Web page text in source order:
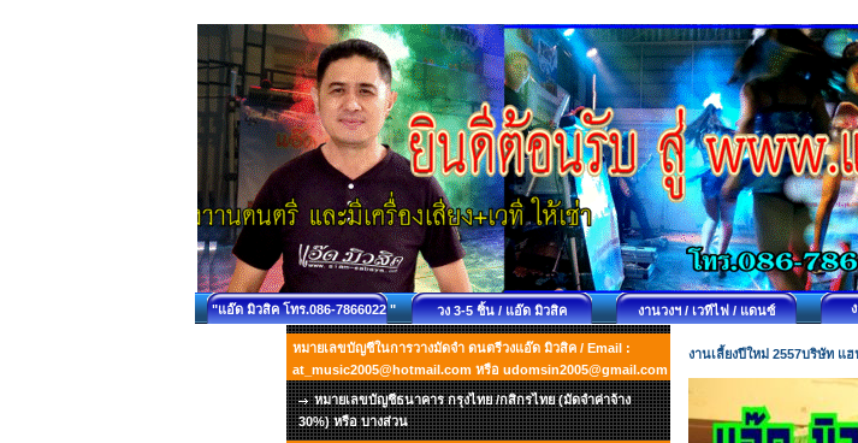
"แอ๊ด มิวสิค โทร.086-7866022 " วง 3-5 ชิ้น / แอ๊ด มิวสิค งานวงฯ / เวทีไฟ / แดนซ์
หมายเลขบัญชีในการวางมัดจำ ดนตรีวงแอ๊ด มิวสิค / Email :
at_music2005@hotmail.com หรือ udomsin2005@gmail.com
หมายเลขบัญชีธนาคาร กรุงไทย /กสิกรไทย (มัดจำค่าจ้าง
30%) หรือ บางส่วน
งานเลี้ยงปีใหม่ 2557บริษัท แ